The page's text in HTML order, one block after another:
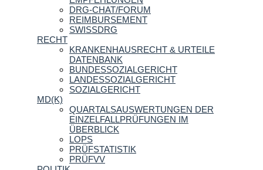
DRG-CHAT/FORUM
REIMBURSEMENT
SWISSDRG
RECHT
KRANKENHAUSRECHT & URTEILE
DATENBANK
BUNDESSOZIALGERICHT
LANDESSOZIALGERICHT
SOZIALGERICHT
MD(K)
QUARTALSAUSWERTUNGEN DER
EINZELFALLPRÜFUNGEN IM
ÜBERBLICK
LOPS
PRÜFSTATISTIK
PRÜFVV